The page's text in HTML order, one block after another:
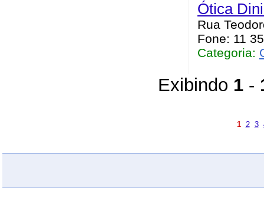
Ótica
Rua
Fone: 11
Categoria:
Exibindo 1-
1 2 3